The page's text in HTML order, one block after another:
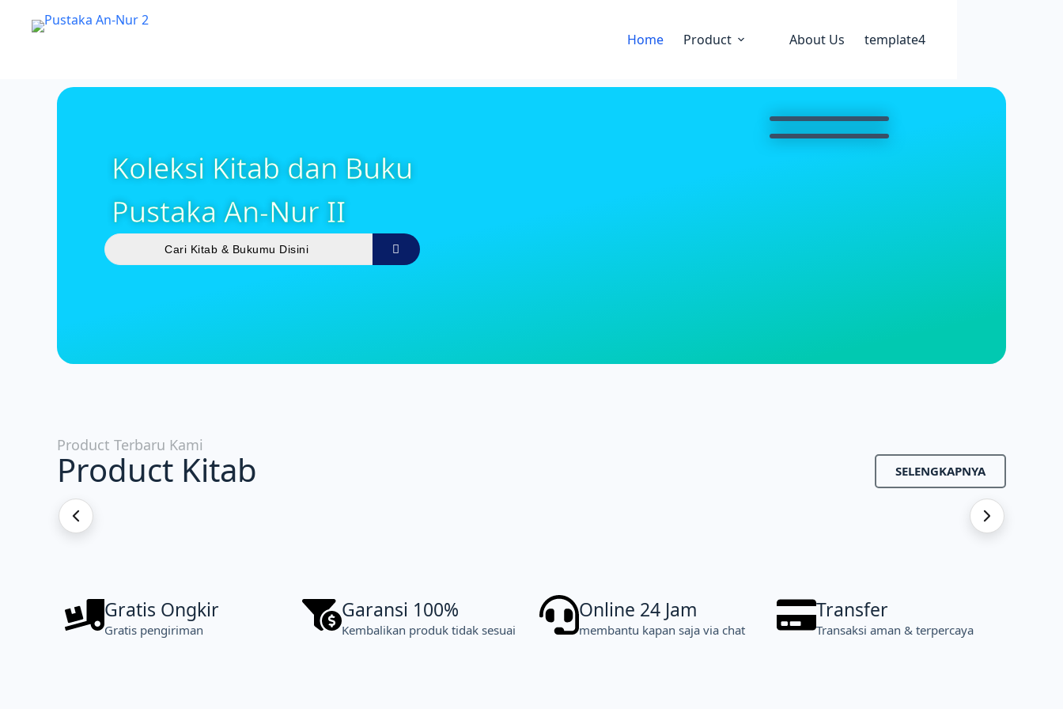
Home Product About Us template4
Koleksi Kitab dan Buku
Pustaka An-Nur II
Product Terbaru Kami
Product Kitab SELENGKAPNYA
Gratis Ongkir
Gratis pengiriman
Garansi 100%
Kembalikan produk tidak sesuai
Online 24 Jam
membantu kapan saja via chat
Transfer
Transaksi aman & terpercaya